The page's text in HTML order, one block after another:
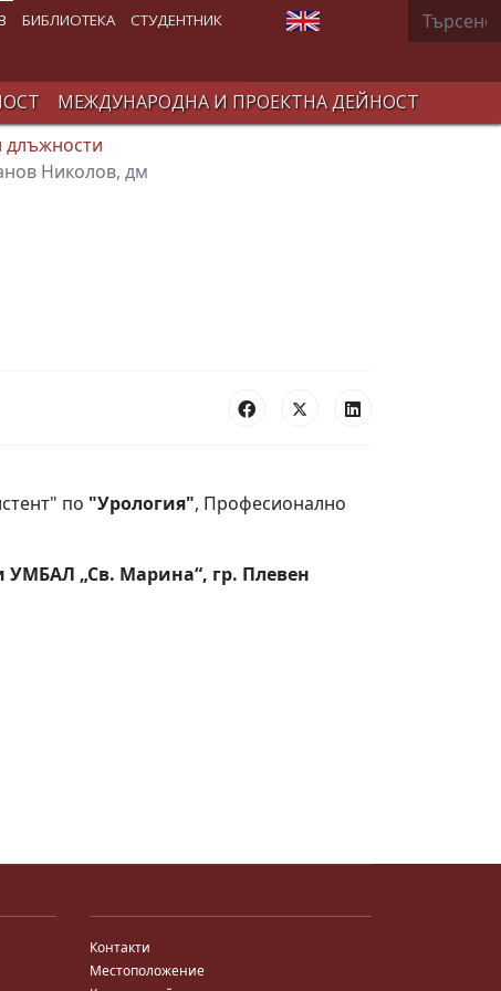
БИБЛИОТЕКА СТУДЕНТНИК Изберете език Търсене
МЕЖДУНАРОДНА И ПРОЕКТНА ДЕЙНОСТ
длъжности
Николов, дм
по "Урология", Професионално
УМБАЛ „Св. Марина“, гр. Плевен
Контакти
Местоположение